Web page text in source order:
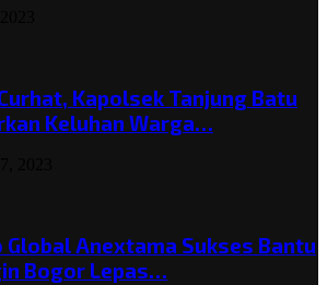
Kapolsek Tanjung Batu
Keluhan Warga…
Global Anextama Sukses Bantu
Bogor Lepas…